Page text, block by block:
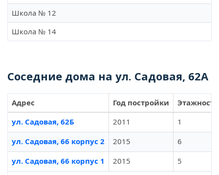
Школа № 12
Школа № 14
Соседние дома на ул. Садовая, 62А
Адрес Год постройки
Этажность
ул. Садовая, 62Б
2011
1
ул. Садовая, 66 корпус 2
2015
6
ул. Садовая, 66 корпус 1
2015
5